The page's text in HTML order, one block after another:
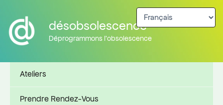
contenu
désobsolescence
Déprogrammons l'obsolescence
Ateliers
Prendre Rendez-Vous